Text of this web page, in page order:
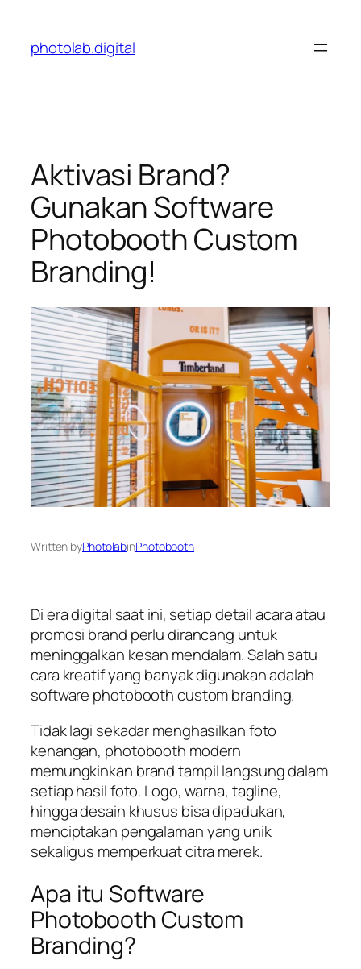
content
photolab.digital
Aktivasi Brand?
Gunakan Software
Photobooth Custom
Branding!
Written byPhotolabinPhotobooth
Di era digital saat ini, setiap detail acara atau
promosi brand perlu dirancang untuk
meninggalkan kesan mendalam. Salah satu
cara kreatif yang banyak digunakan adalah
software photobooth custom branding.
Tidak lagi sekadar menghasilkan foto
kenangan, photobooth modern
memungkinkan brand tampil langsung dalam
setiap hasil foto. Logo, warna, tagline,
hingga desain khusus bisa dipadukan,
menciptakan pengalaman yang unik
sekaligus memperkuat citra merek.
Apa itu Software
Photobooth Custom
Branding?